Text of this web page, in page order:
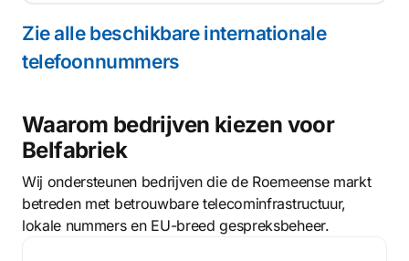
Zie alle beschikbare internationale
telefoonnummers
Waarom bedrijven kiezen voor
Belfabriek
Wij ondersteunen bedrijven die de Roemeense markt
betreden met betrouwbare telecominfrastructuur,
lokale nummers en EU-breed gespreksbeheer.